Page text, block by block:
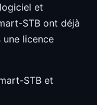
et
STB ont déjà
licence
STB et